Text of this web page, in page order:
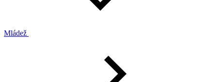
Mládež